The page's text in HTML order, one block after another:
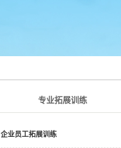
专业拓展训练
企业员工拓展训练